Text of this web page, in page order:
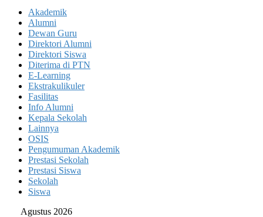
Akademik
Alumni
Dewan Guru
Direktori Alumni
Direktori Siswa
Diterima di PTN
E-Learning
Ekstrakulikuler
Fasilitas
Info Alumni
Kepala Sekolah
Lainnya
OSIS
Pengumuman Akademik
Prestasi Sekolah
Prestasi Siswa
Sekolah
Siswa
Agustus 2026